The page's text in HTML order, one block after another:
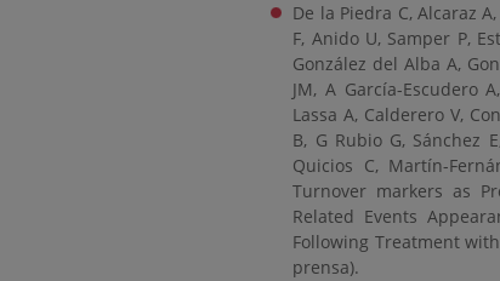
De la Piedra C, Alcaraz
F, Anido U, Samper P,
González del Alba A,
JM, A García-Escudero
Lassa A, Calderero V,
B, G Rubio G, Sánchez
Quicios C, Martín-
Turnover markers as
Related Events
Following Treatment
prensa).